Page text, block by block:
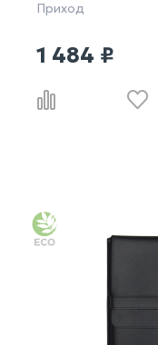
Приход
1 484 ₽